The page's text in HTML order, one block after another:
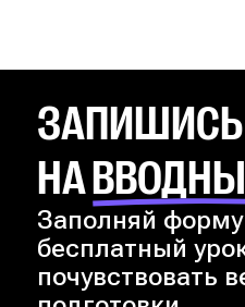
ЗАПИШИСЬ
НА
Заполняй
бесплатный
почувствовать